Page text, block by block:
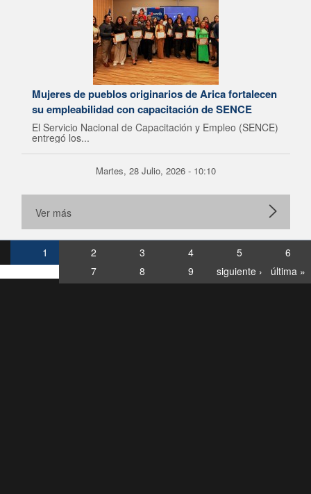
Mujeres de pueblos originarios de Arica fortalecen
su empleabilidad con capacitación de SENCE
El Servicio Nacional de Capacitación y Empleo (SENCE)
entregó los...
Martes, 28 Julio, 2026 - 10:10
Ver más
1 2 3 4 5
6
7
8 9 siguiente › última »